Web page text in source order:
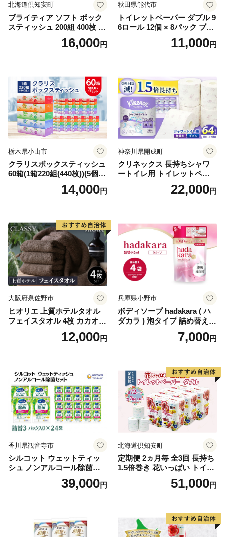
北海道倶知安町
ブライティア ソフト ボック
スティッシュ 200組 400枚 60
箱 日本製 まとめ買い ティッ
シュ リサイクル 長持 防災 常
倶知安町 日用品
16,000円
秋田県能代市
トイレットペーパー ダブル 9
6ロール 12個 × 8パック ブラ
ンカ 再生紙 100％ 芯あり 日
用品 消耗品 無香料 生活用品
11,000円
栃木県小山市
クラリスボックスティッシュ
60箱(1箱220組(440枚))(5個入
り×12セット)【1256759】
14,000円
神奈川県開成町
クリネックス 長持ちシャワ
ートイレ用 トイレットペー
パー（ダブル）64ロール(8ロ
ール×8パック) 開成町 トイレ
蓄 防災 エコ 消耗品 生活雑貨
生活用品 無香料 トイレット
ペーパー ダブル といれっと
ぺーぱー トイレ クレシア ト
イレットペーパー [BDBH002
-1]
22,000円
大阪府泉佐野市
ヒオリエ 上質ホテルタオル
フェイスタオル 4枚 カカオ
【タオル 泉州タオル 吸水 普
段使い 無地 シンプル 日用品
12,000円
兵庫県小野市
ボディソープ hadakara ( ハ
ダカラ ) 泡タイプ 詰め替え 4
40ml×4袋 ボディーソープ 泡
ボディソープ 泡 日用品 消耗
泡石鹸 石鹸 兵庫 兵庫県 小野
7,000円
香川県観音寺市
シルコット ウェットティッ
シュ ノンアルコール除菌詰
替（43枚×3P）×24袋 日用品
おもちゃ 拭き取り 手拭き 外
39,000円
北海道倶知安町
定期便 2ヵ月毎 全3回 長持ち
1.5倍巻き 花いっぱい トイレ
ットペーパー ダブル 45ｍ 計
72ロール 全18種 花柄 プリン
ー 消耗品 備蓄 送料無料 北海
道 倶知安町 日用品
51,000円